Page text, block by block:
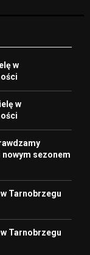
w
w
sezonem
Tarnobrzegu
Tarnobrzegu